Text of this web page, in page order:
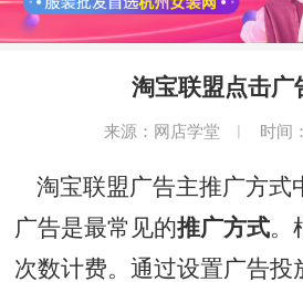
淘宝联盟点击广
来源：网店学堂 ︱ 时间
淘宝联盟广告主推广方式
广告是最常见的推广方式。
次数计费。通过设置广告投